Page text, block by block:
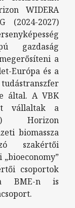
WIDERA
(2024-2027)
gazdaság
a
Európa és a
által. A VBK
vállaltak a
Horizon
biomassza
szakértői
csoportok
a BME-n is